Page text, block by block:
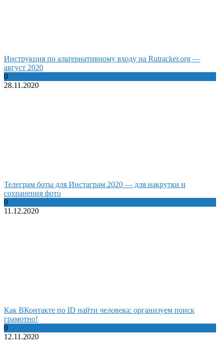
Инструкция по альтернативному входу на Rutracker.org —
август 2020
0
28.11.2020
Телеграм боты для Инстаграм 2020 — для накрутки и
сохранения фото
0
11.12.2020
Как ВКонтакте по ID найти человека: организуем поиск
грамотно!
0
12.11.2020